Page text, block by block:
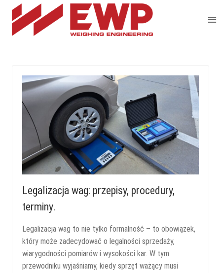
Przejdź
treści
Legalizacja wag: przepisy, procedury,
terminy.
Legalizacja wag to nie tylko formalność – to obowiązek,
który może zadecydować o legalności sprzedaży,
wiarygodności pomiarów i wysokości kar. W tym
przewodniku wyjaśniamy, kiedy sprzęt ważący musi